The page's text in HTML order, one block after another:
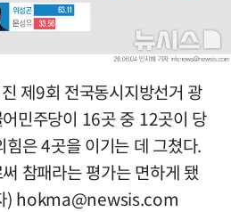
제9회 전국동시지방선거 광
민주당이 16곳 중 12곳이 당
은 4곳을 이기는 데 그쳤다.
참패라는 평가는 면하게 됐
) hokma@newsis.com